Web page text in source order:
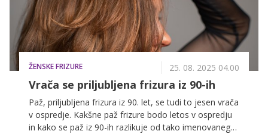
ŽENSKE FRIZURE 25. 08. 2025 04.00
Vrača se priljubljena frizura iz 90-ih
Paž, priljubljena frizura iz 90. let, se tudi to jesen vrača
v ospredje. Kakšne paž frizure bodo letos v ospredju
in kako se paž iz 90-ih razlikuje od tako imenovanega